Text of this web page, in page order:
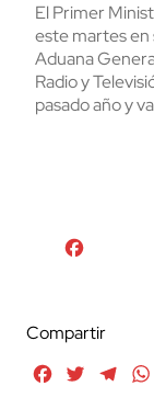
El Primer
este martes en
Aduana
Radio y
pasado año y
Compartir
FacebookTwitter